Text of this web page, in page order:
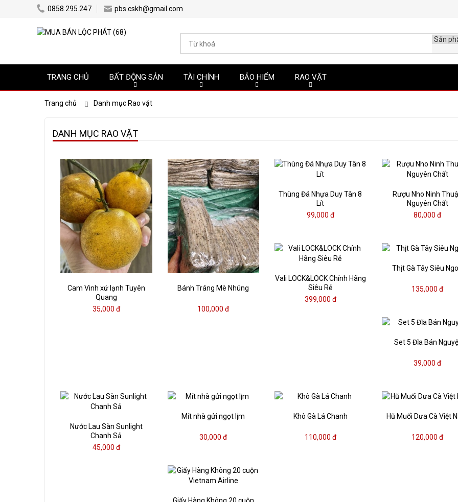
0858.295.247 pbs.cskh@gmail.com
TRANG CHỦ BẤT ĐỘNG SẢN TÀI CHÍNH BẢO HIỂM RAO VẶT
Trang chủ Danh mục Rao vặt
DANH MỤC RAO VẶT
Cam Vinh xứ lạnh Tuyên
Quang
35,000 đ
Bánh Tráng Mè Nhúng
100,000 đ
Thùng Đá Nhựa Duy Tân 8
Lít
99,000 đ
Rượu Nho Ninh
Nguyên Chất
80,000 đ
Vali LOCK&LOCK Chính Hãng
Siêu Rẻ
399,000 đ
Thịt Gà Tây Siêu
135,000 đ
Set 5 Đĩa Bán
39,000 đ
Nước Lau Sàn Sunlight
Chanh Sả
45,000 đ
Mít nhà gửi ngọt lịm
30,000 đ
Khô Gà Lá Chanh
110,000 đ
Hũ Muối Dưa Cà Việt
120,000 đ